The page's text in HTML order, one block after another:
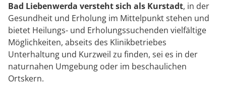
Bad Liebenwerda versteht sich als Kurstadt, in der
Gesundheit und Erholung im Mittelpunkt stehen und
bietet Heilungs- und Erholungssuchenden vielfältige
Möglichkeiten, abseits des Klinikbetriebes
Unterhaltung und Kurzweil zu finden, sei es in der
naturnahen Umgebung oder im beschaulichen
Ortskern.